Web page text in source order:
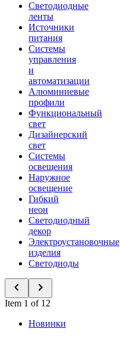
Светодиодные
ленты
Источники
питания
Системы
управления
и
автоматизации
Алюминиевые
профили
Функциональный
свет
Дизайнерский
свет
Системы
освещения
Наружное
освещение
Гибкий
неон
Светодиодный
декор
Электроустановочные
изделия
Светодиоды
Item 1 of 12
Новинки